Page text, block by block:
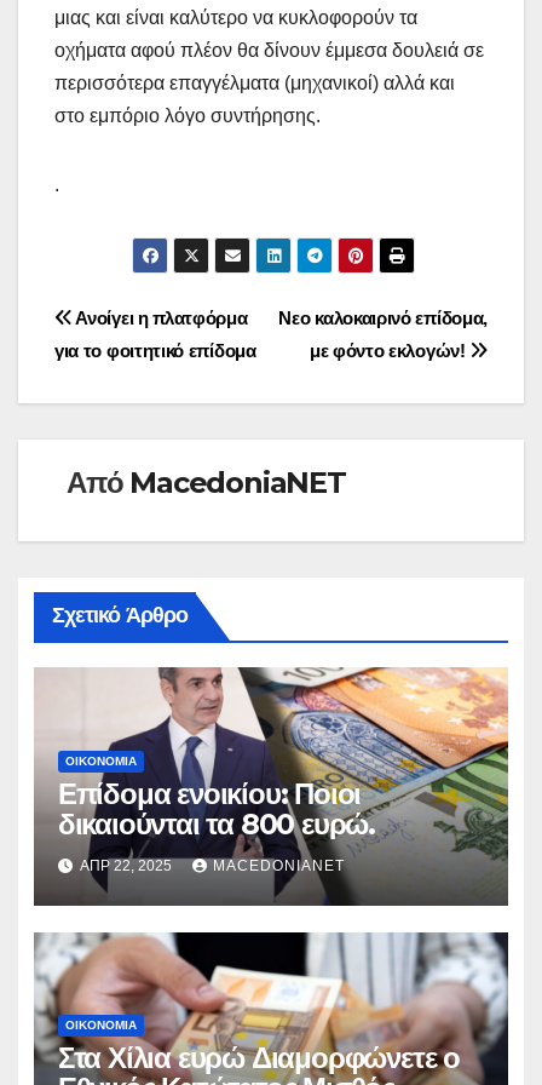
μιας και είναι καλύτερο να κυκλοφορούν τα
οχήματα αφού πλέον θα δίνουν έμμεσα δουλειά σε
περισσότερα επαγγέλματα (μηχανικοί) αλλά και
στο εμπόριο λόγο συντήρησης.
.
Πλοήγηση
άρθρων
Νεο καλοκαιρινό επίδομα,
με φόντο εκλογών!
Ανοίγει η πλατφόρμα
για το φοιτητικό επίδομα
Από MacedoniaNET
Σχετικό Άρθρο
ΟΙΚΟΝΟΜΊΑ
Επίδομα ενοικίου: Ποιοι
δικαιούνται τα 800 ευρώ.
ΑΠΡ 22, 2025 MACEDONIANET
ΟΙΚΟΝΟΜΊΑ
Στα Χίλια ευρώ Διαμορφώνετε ο